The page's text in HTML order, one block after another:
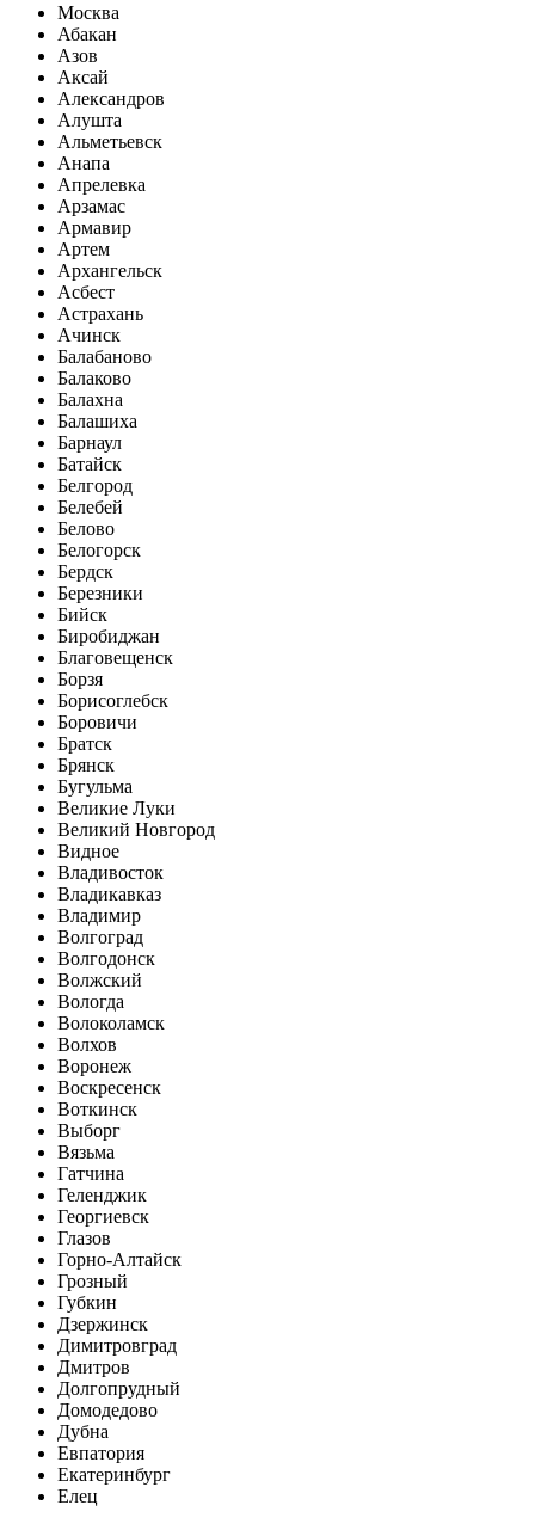
Москва
Абакан
Азов
Аксай
Александров
Алушта
Альметьевск
Анапа
Апрелевка
Арзамас
Армавир
Артем
Архангельск
Асбест
Астрахань
Ачинск
Балабаново
Балаково
Балахна
Балашиха
Барнаул
Батайск
Белгород
Белебей
Белово
Белогорск
Бердск
Березники
Бийск
Биробиджан
Благовещенск
Борзя
Борисоглебск
Боровичи
Братск
Брянск
Бугульма
Великие Луки
Великий Новгород
Видное
Владивосток
Владикавказ
Владимир
Волгоград
Волгодонск
Волжский
Вологда
Волоколамск
Волхов
Воронеж
Воскресенск
Воткинск
Выборг
Вязьма
Гатчина
Геленджик
Георгиевск
Глазов
Горно-Алтайск
Грозный
Губкин
Дзержинск
Димитровград
Дмитров
Долгопрудный
Домодедово
Дубна
Евпатория
Екатеринбург
Елец